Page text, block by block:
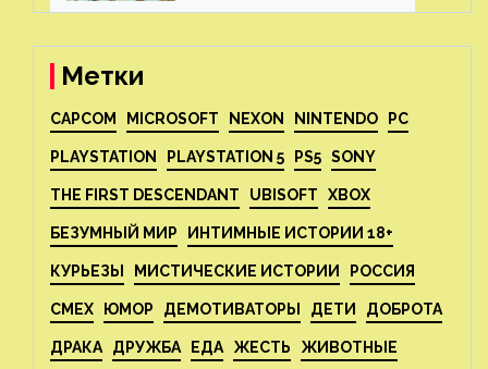
Метки
CAPCOM MICROSOFT NEXON NINTENDO PC
PLAYSTATION PLAYSTATION 5 PS5 SONY
THE FIRST DESCENDANT UBISOFT XBOX
БЕЗУМНЫЙ МИР ИНТИМНЫЕ ИСТОРИИ 18+
КУРЬЕЗЫ МИСТИЧЕСКИЕ ИСТОРИИ РОССИЯ
СМЕХ ЮМОР ДЕМОТИВАТОРЫ ДЕТИ ДОБРОТА
ДРАКА ДРУЖБА ЕДА ЖЕСТЬ ЖИВОТНЫЕ